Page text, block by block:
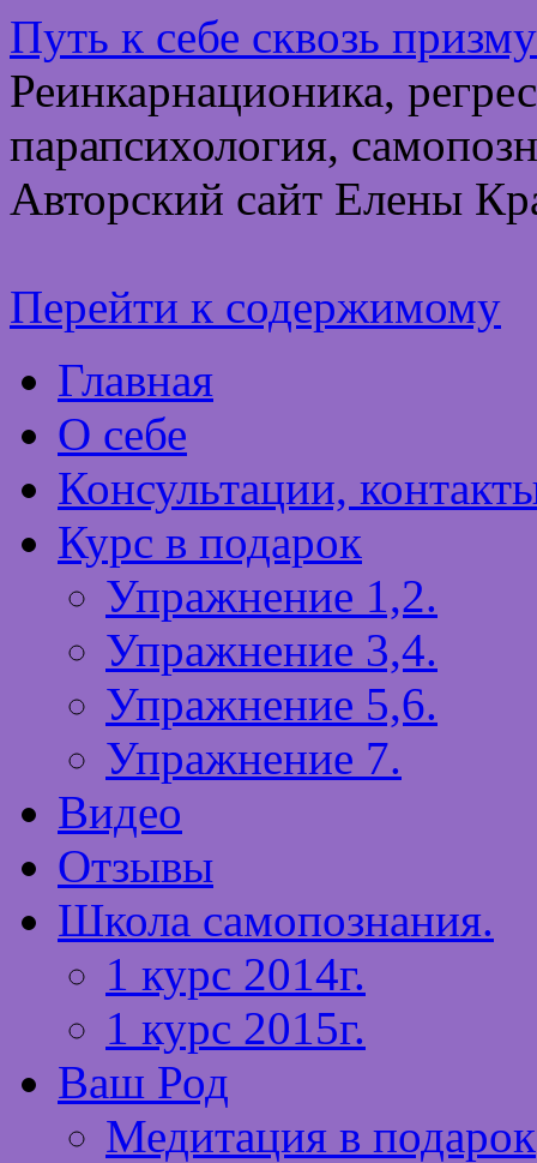
Путь к себе сквозь
Реинкарнационика,
парапсихология,
Авторский сайт Елены
Перейти к содержимому
Главная
О себе
Консультации,
Курс в подарок
Упражнение 1,2.
Упражнение 3,4.
Упражнение 5,6.
Упражнение 7.
Видео
Отзывы
Школа самопознания.
1 курс 2014г.
1 курс 2015г.
Ваш Род
Медитация в подарок